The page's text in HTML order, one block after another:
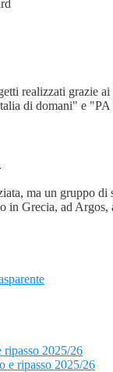
realizzati grazie
di domani" e
ma un gruppo di
in Grecia, ad Argos,
2025/26